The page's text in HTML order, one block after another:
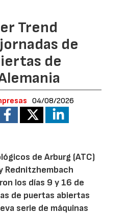
Trend
de
de
04/08/2026
de Arburg (ATC)
Rednitzhembach
los días 9 y 16 de
de puertas abiertas
serie de máquinas